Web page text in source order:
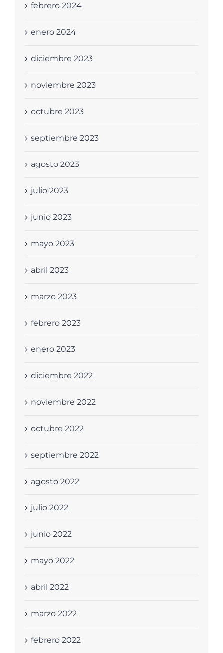
febrero 2024
enero 2024
diciembre 2023
noviembre 2023
octubre 2023
septiembre 2023
agosto 2023
julio 2023
junio 2023
mayo 2023
abril 2023
marzo 2023
febrero 2023
enero 2023
diciembre 2022
noviembre 2022
octubre 2022
septiembre 2022
agosto 2022
julio 2022
junio 2022
mayo 2022
abril 2022
marzo 2022
febrero 2022